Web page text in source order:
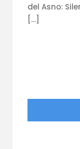
del Asno:
[…]